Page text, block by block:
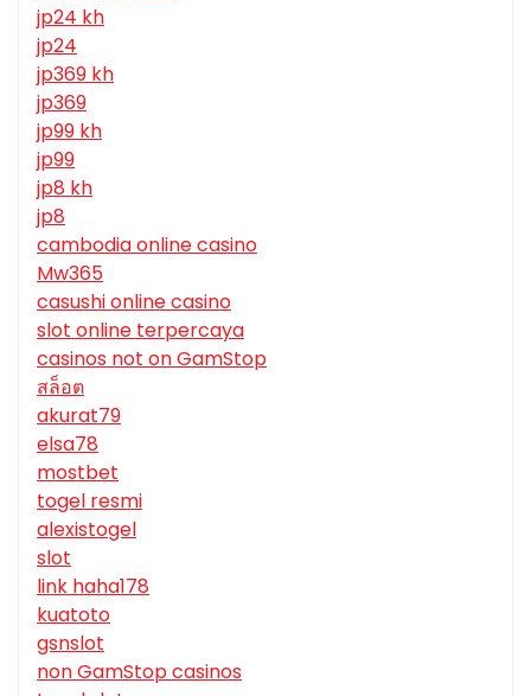
jp24 kh
jp24
jp369 kh
jp369
jp99 kh
jp99
jp8 kh
jp8
cambodia online casino
Mw365
casushi online casino
slot online terpercaya
casinos not on GamStop
สล็อต
akurat79
elsa78
mostbet
togel resmi
alexistogel
slot
link haha178
kuatoto
gsnslot
non GamStop casinos